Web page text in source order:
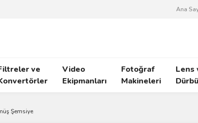
Ana
ve
Video
Ekipmanları
Fotoğraf
Makineleri
Lens
Şemsiye